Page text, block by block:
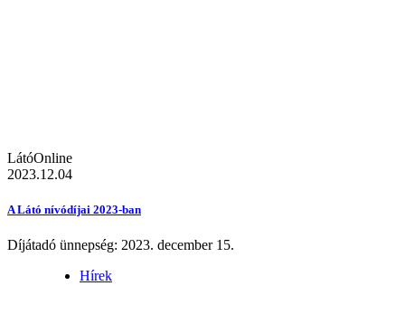
LátóOnline
2023.12.04
A Látó nívódíjai 2023-ban
Díjátadó ünnepség: 2023. december 15.
Hírek